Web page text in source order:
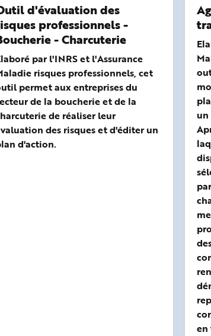
d'évaluation des
professionnels -
- Charcuterie
par l'INRS et l'Assurance
risques professionnels, cet
permet aux entreprises du
de la boucherie et de la
de réaliser leur
des risques et d'éditer un
d'action.
en